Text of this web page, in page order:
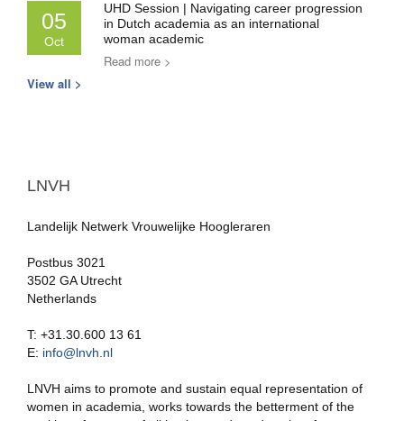
05
Oct
UHD Session | Navigating career progression
in Dutch academia as an international
woman academic
Read more >
View all >
LNVH
Landelijk Netwerk Vrouwelijke Hoogleraren
Postbus 3021
3502 GA Utrecht
Netherlands
T: +31.30.600 13 61
E: info@lnvh.nl
LNVH aims to promote and sustain equal representation of
women in academia, works towards the betterment of the